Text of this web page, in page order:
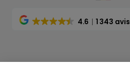
4.6 1 343 avis